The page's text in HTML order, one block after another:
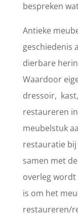
bespreken
Antieke
geschiedenis
dierbare
Waardoor
dressoir,
restaureren
meubelstuk
restauratie
samen met
overleg
is om het
restaureren/